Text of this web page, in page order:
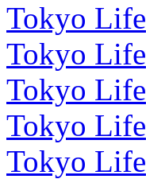
Tokyo Life
Tokyo Life
Tokyo Life
Tokyo Life
Tokyo Life